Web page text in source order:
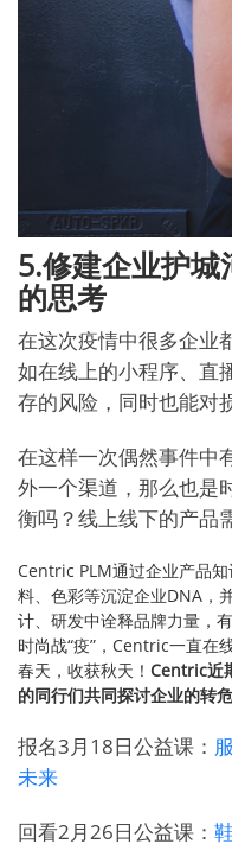
5.修建企业护城
的思考
在这次疫情中很多企业
如在线上的小程序、直
存的风险，同时也能对
在这样一次偶然事件中
外一个渠道，那么也是
衡吗？线上线下的产品
Centric PLM通过企业产品
料、色彩等沉淀企业DNA，
计、研发中诠释品牌力量，
时尚战“疫”，Centric一直在
春天，收获秋天！ Centric近
的同行们共同探讨企业的转
报名3月18日公益课：
未来
回看2月26日公益课：